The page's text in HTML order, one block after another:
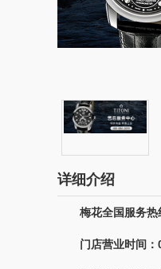
详细介绍
梅花全国服务热
门店营业时间：